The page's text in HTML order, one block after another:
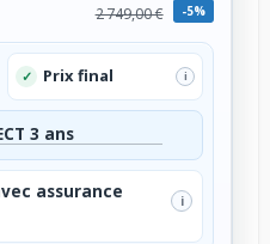
2 749,00 € -5%
✓ Prix final i
3 ans
assurance
i